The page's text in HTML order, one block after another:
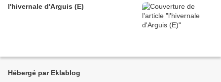
l'hivernale d'Arguis (E)
Hébergé par Eklablog